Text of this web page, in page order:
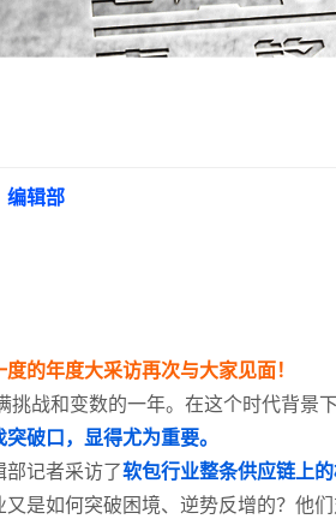
编辑部
度的年度大采访再次与大家见面！
战和变数的一年。在这个时代背景下
破口，显得尤为重要。
记者采访了软包行业整条供应链上
是如何突破困境、逆势反增的？他